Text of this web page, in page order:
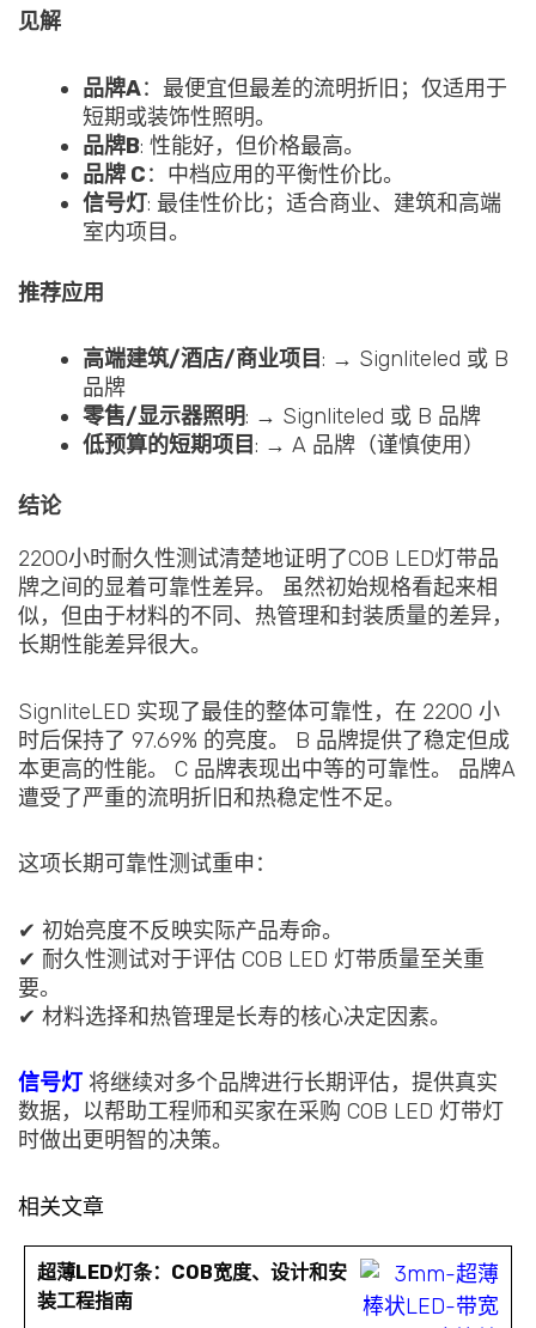
见解
品牌A：最便宜但最差的流明折旧；仅适用于
短期或装饰性照明。
品牌B: 性能好，但价格最高。
品牌 C：中档应用的平衡性价比。
信号灯: 最佳性价比；适合商业、建筑和高端
室内项目。
推荐应用
高端建筑/酒店/商业项目 : → Signliteled 或 B
品牌
零售/显示器照明: → Signliteled 或 B 品牌
低预算的短期项目 : → A 品牌（谨慎使用）
结论
2200小时耐久性测试清楚地证明了COB LED灯带品
牌之间的显着可靠性差异。 虽然初始规格看起来相
似，但由于材料的不同、热管理和封装质量的差异，
长期性能差异很大。
SignliteLED 实现了最佳的整体可靠性，在 2200 小
时后保持了 97.69% 的亮度。 B 品牌提供了稳定但成
本更高的性能。 C 品牌表现出中等的可靠性。 品牌A
遭受了严重的流明折旧和热稳定性不足。
这项长期可靠性测试重申：
✔ 初始亮度不反映实际产品寿命。
✔ 耐久性测试对于评估 COB LED 灯带质量至关重
要。
✔ 材料选择和热管理是长寿的核心决定因素。
信号灯 将继续对多个品牌进行长期评估，提供真实
数据，以帮助工程师和买家在采购 COB LED 灯带灯
时做出更明智的决策。
相关文章
超薄LED灯条：COB宽度、设计和安
装工程指南